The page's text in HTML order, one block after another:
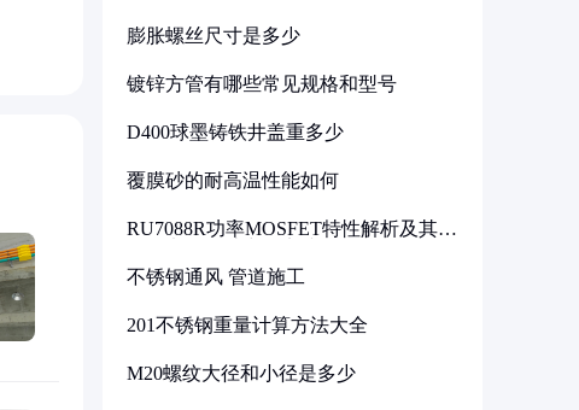
膨胀螺丝尺寸是多少
镀锌方管有哪些常见规格和型号
D400球墨铸铁井盖重多少
覆膜砂的耐高温性能如何
RU7088R功率MOSFET特性解析及其在
不锈钢通风 管道施工
201不锈钢重量计算方法大全
M20螺纹大径和小径是多少